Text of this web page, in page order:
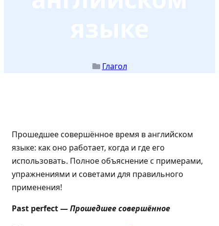
языке
Глагол
Прошедшее совершённое время в английском
языке: как оно работает, когда и где его
использовать. Полное объяснение с примерами,
упражнениями и советами для правильного
применения!
Past perfect —Прошедшее совершённое